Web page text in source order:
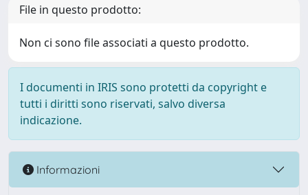
File in questo prodotto:
Non ci sono file associati a questo prodotto.
I documenti in IRIS sono protetti da copyright e
tutti i diritti sono riservati, salvo diversa
indicazione.
Informazioni